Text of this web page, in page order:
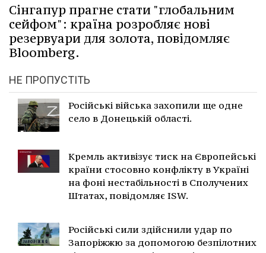
Сінгапур прагне стати "глобальним
сейфом": країна розробляє нові
резервуари для золота, повідомляє
Bloomberg.
НЕ ПРОПУСТІТЬ
Російські війська захопили ще одне
село в Донецькій області.
Кремль активізує тиск на Європейські
країни стосовно конфлікту в Україні
на фоні нестабільності в Сполучених
Штатах, повідомляє ISW.
Російські сили здійснили удар по
Запоріжжю за допомогою безпілотних